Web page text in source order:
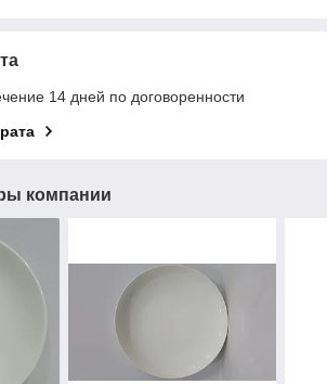
14 дней по договоренности
компании